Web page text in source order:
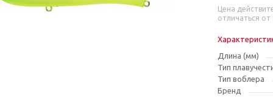
Цена
отличаться от
Длина (мм)
Тип
Тип воблера
Бренд